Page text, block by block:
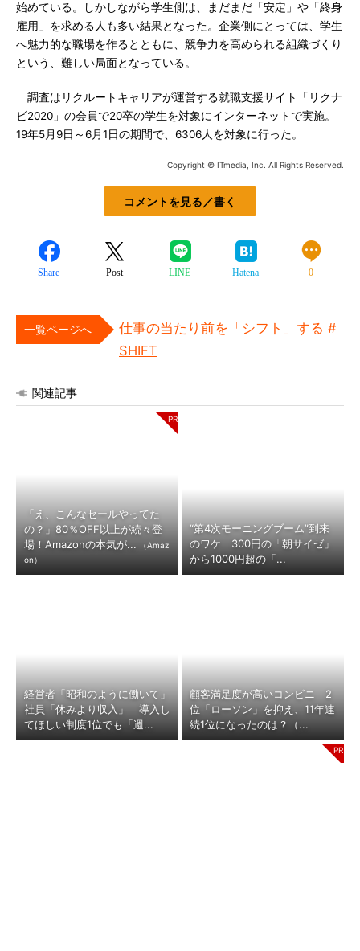
始めている。しかしながら学生側は、まだまだ「安定」や「終身
雇用」を求める人も多い結果となった。企業側にとっては、学生
へ魅力的な職場を作るとともに、競争力を高められる組織づくり
という、難しい局面となっている。
調査はリクルートキャリアが運営する就職支援サイト「リクナ
ビ2020」の会員で20卒の学生を対象にインターネットで実施。
19年5月9日～6月1日の期間で、6306人を対象に行った。
Copyright © ITmedia, Inc. All Rights Reserved.
コメントを見る／書く
Share Post LINE Hatena 0
一覧ページへ
仕事の当たり前を「シフト」する #
SHIFT
関連記事
「え、こんなセールやってた
の？」80％OFF以上が続々登
場！Amazonの本気が...
（Amaz
on）
“第4次モーニングブーム”到来
のワケ 300円の「朝サイゼ」
から1000円超の「...
経営者「昭和のように働いて」
社員「休みより収入」 導入し
てほしい制度1位でも「週...
顧客満足度が高いコンビニ 2
位「ローソン」を抑え、11年連
続1位になったのは？（...